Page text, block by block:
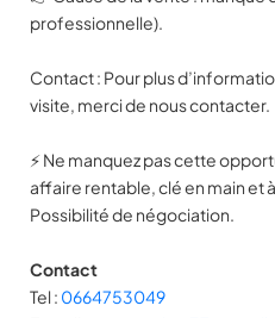
professionnelle).
Contact : Pour plus
visite, merci de nous contacter.
⚡ Ne manquez pas cette
affaire rentable, clé en main et
Possibilité de négociation.
Contact
Tel : 0664753049